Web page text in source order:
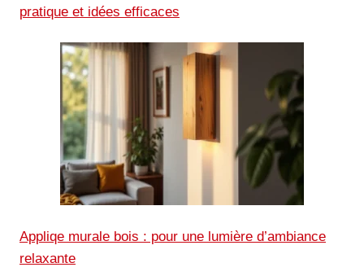
pratique et idées efficaces
Appliqe murale bois : pour une lumière d’ambiance
relaxante